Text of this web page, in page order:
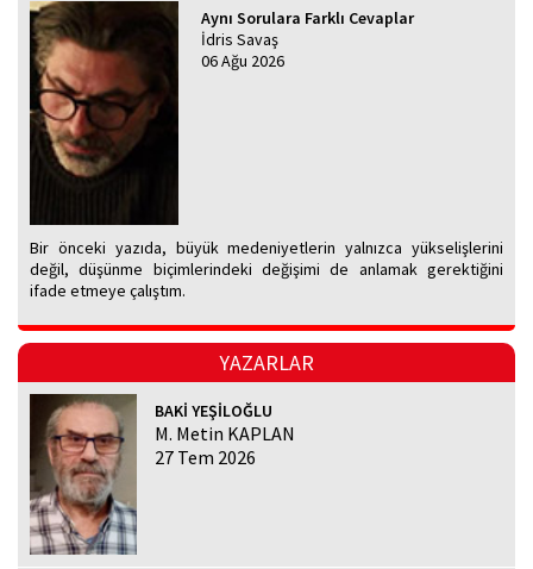
Aynı Sorulara Farklı Cevaplar
İdris Savaş
06 Ağu 2026
Bir önceki yazıda, büyük medeniyetlerin yalnızca yükselişlerini
değil, düşünme biçimlerindeki değişimi de anlamak gerektiğini
ifade etmeye çalıştım.
YAZARLAR
BAKİ YEŞİLOĞLU
M. Metin KAPLAN
27 Tem 2026